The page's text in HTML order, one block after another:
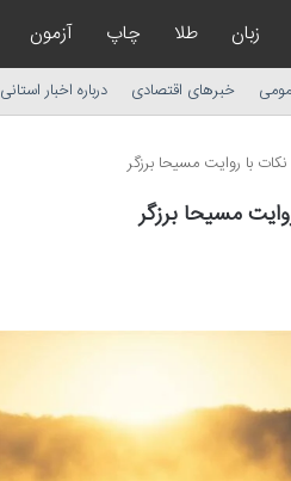
زبان طلا چاپ آزمون
خبرهای اقتصادی درباره اخبار استانی
با روایت مسیحا برزگر
مسیحا برزگر